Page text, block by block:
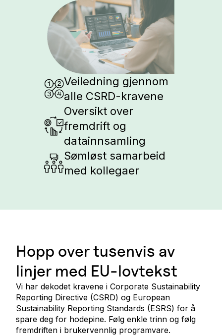
Veiledning gjennom
alle CSRD-kravene
Oversikt over
fremdrift og
datainnsamling
Sømløst samarbeid
med kollegaer
Hopp over tusenvis av
linjer med EU-lovtekst
Vi har dekodet kravene i Corporate Sustainability
Reporting Directive (CSRD) og European
Sustainability Reporting Standards (ESRS) for å
spare deg for hodepine. Følg enkle trinn og følg
fremdriften i brukervennlig programvare.